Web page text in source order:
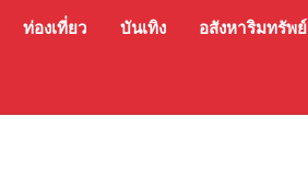
ท่องเที่ยว บันเทิง อสังหาริมทรัพย์